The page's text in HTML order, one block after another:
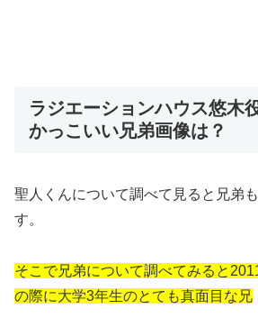
ラジエーションハウス悠木
かっこいい兄弟画像は？
聖人くんについて調べて見ると兄弟
す。
そこで兄弟について調べてみると
の際に大学3年生のとても真面目な兄